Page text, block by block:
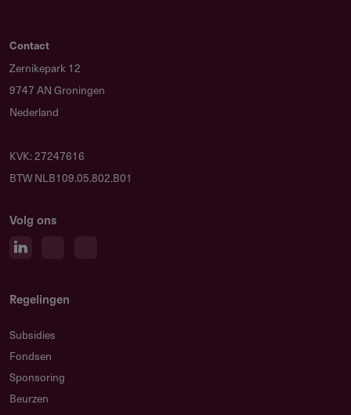
Contact
Zernikepark 12
9747 AN Groningen
Nederland
KVK: 27247616
BTW NLB109.05.802.B01
Volg ons
Regelingen
Subsidies
Fondsen
Sponsoring
Beurzen